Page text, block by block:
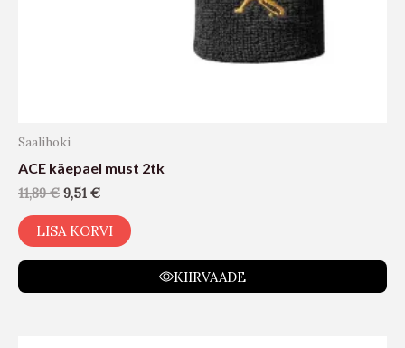
Saalihoki
ACE käepael must 2tk
11,89€ 9,51 €
LISA KORVI
KIIRVAADE